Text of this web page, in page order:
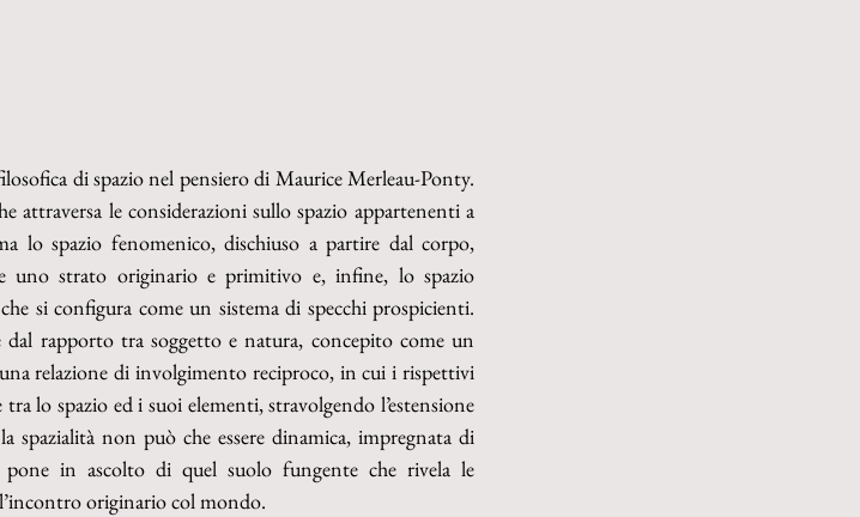
di spazio nel pensiero di Maurice Merleau-Ponty.
attraversa le considerazioni sullo spazio appartenenti a
lo spazio fenomenico, dischiuso a partire dal corpo,
uno strato originario e primitivo e, infine, lo spazio
si configura come un sistema di specchi prospicienti.
rapporto tra soggetto e natura, concepito come un
relazione di involgimento reciproco, in cui i rispettivi
lo spazio ed i suoi elementi, stravolgendo l’estensione
spazialità non può che essere dinamica, impregnata di
in ascolto di quel suolo fungente che rivela le
originario col mondo.